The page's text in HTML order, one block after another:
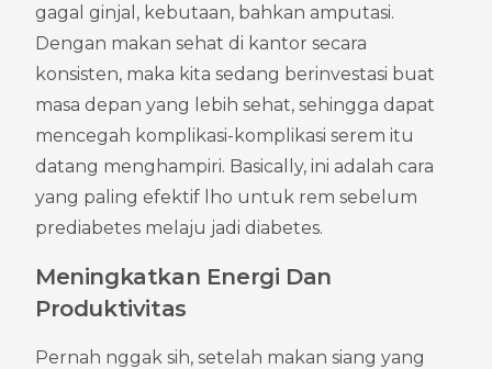
gagal ginjal, kebutaan, bahkan amputasi.
Dengan makan sehat di kantor secara
konsisten, maka kita sedang berinvestasi buat
masa depan yang lebih sehat, sehingga dapat
mencegah komplikasi-komplikasi serem itu
datang menghampiri. Basically, ini adalah cara
yang paling efektif lho untuk rem sebelum
prediabetes melaju jadi diabetes.
Meningkatkan Energi Dan
Produktivitas
Pernah nggak sih, setelah makan siang yang